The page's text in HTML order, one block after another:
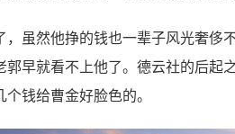
，虽然他挣的钱也一辈子风光奢
郭早就看不上他了。德云社的后起
钱给曹金好脸色的。